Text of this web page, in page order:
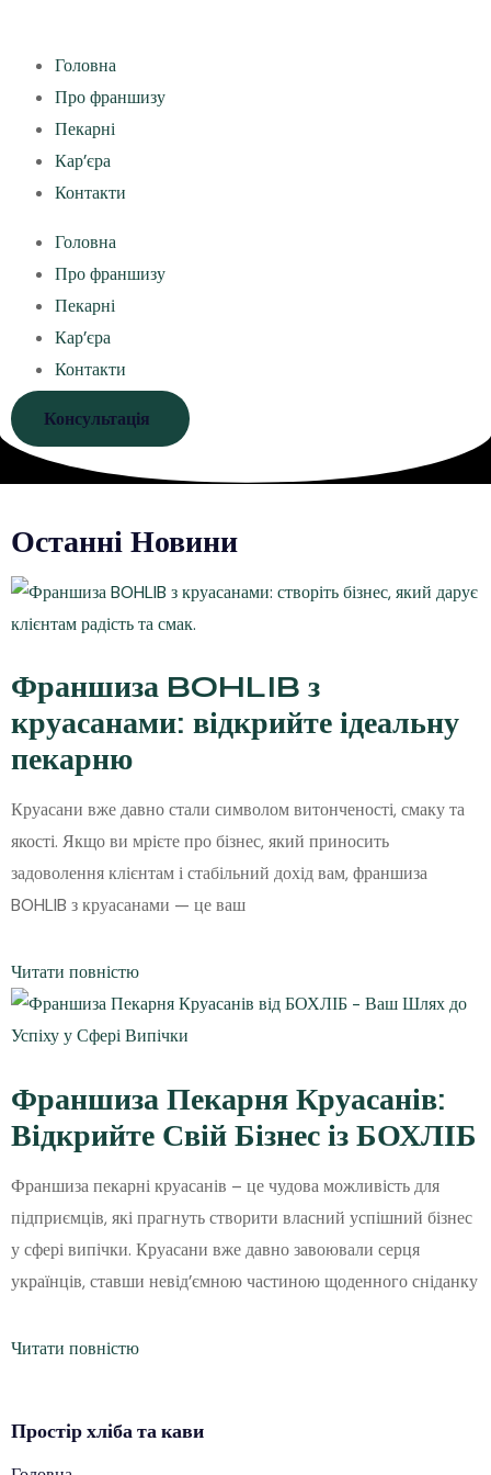
Головна
Про франшизу
Пекарні
Кар’єра
Контакти
Головна
Про франшизу
Пекарні
Кар’єра
Контакти
Консультація
Останні Новини
Франшиза BOHLIB з
круасанами: відкрийте ідеальну
пекарню
Круасани вже давно стали символом витонченості, смаку та
якості. Якщо ви мрієте про бізнес, який приносить
задоволення клієнтам і стабільний дохід вам, франшиза
BOHLIB з круасанами — це ваш
Читати повністю
Франшиза Пекарня Круасанів:
Відкрийте Свій Бізнес із БОХЛІБ
Франшиза пекарні круасанів – це чудова можливість для
підприємців, які прагнуть створити власний успішний бізнес
у сфері випічки. Круасани вже давно завоювали серця
українців, ставши невід’ємною частиною щоденного сніданку
Читати повністю
Простірхлібата кави